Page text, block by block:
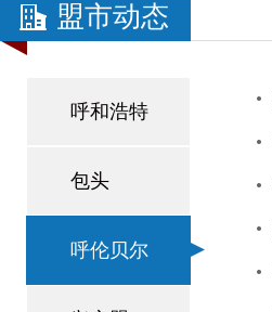
盟市动态
呼和浩特
包头
呼伦贝尔